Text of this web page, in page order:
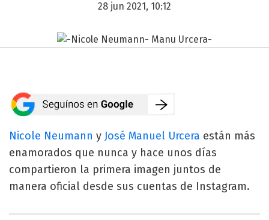
28 jun 2021, 10:12
Nicole Neumann y José Manuel Urcera están más
enamorados que nunca y hace unos días
compartieron la primera imagen juntos de
manera oficial desde sus cuentas de Instagram.